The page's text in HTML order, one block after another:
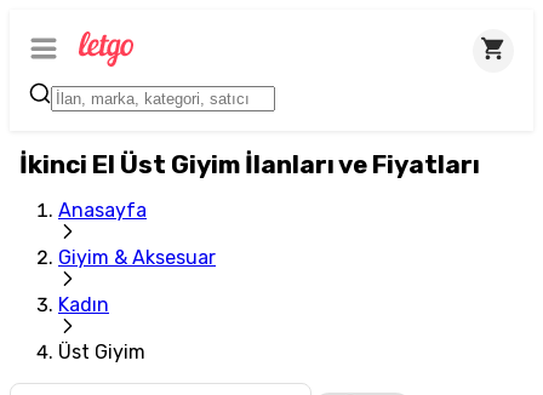
İkinci El Üst Giyim İlanları ve Fiyatları
Anasayfa
Giyim & Aksesuar
Kadın
Üst Giyim